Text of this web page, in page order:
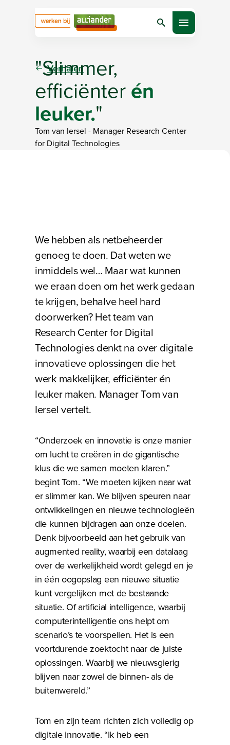
ZoekenOpen menu
Verhalen
"Slimmer,
efficiënterén
leuker."
Tom van Iersel - Manager Research Center
for Digital Technologies
We hebben als netbeheerder
genoeg te doen. Dat weten we
inmiddels wel… Maar wat kunnen
we eraan doen om het werk gedaan
te krijgen, behalve heel hard
doorwerken? Het team van
Research Center for Digital
Technologies denkt na over digitale
innovatieve oplossingen die het
werk makkelijker, efficiënter én
leuker maken. Manager Tom van
Iersel vertelt.
“Onderzoek en innovatie is onze manier
om lucht te creëren in de gigantische
klus die we samen moeten klaren.”
begint Tom. “We moeten kijken naar wat
er slimmer kan. We blijven speuren naar
ontwikkelingen en nieuwe technologieën
die kunnen bijdragen aan onze doelen.
Denk bijvoorbeeld aan het gebruik van
augmented reality, waarbij een datalaag
over de werkelijkheid wordt gelegd en je
in één oogopslag een nieuwe situatie
kunt vergelijken met de bestaande
situatie. Of artificial intelligence, waarbij
computerintelligentie ons helpt om
scenario’s te voorspellen. Het is een
voortdurende zoektocht naar de juiste
oplossingen. Waarbij we nieuwsgierig
blijven naar zowel de binnen- als de
buitenwereld.”
Tom en zijn team richten zich volledig op
digitale innovatie. “Ik heb een